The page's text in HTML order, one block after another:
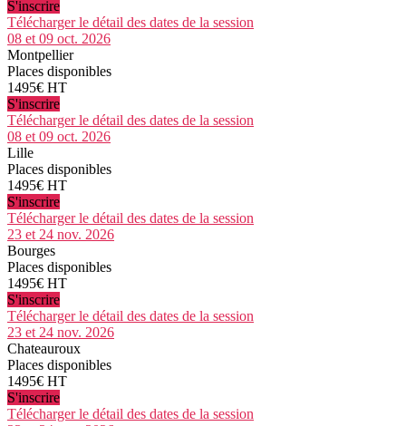
S'inscrire
Télécharger le détail des dates de la session
08 et 09 oct. 2026
Montpellier
Places disponibles
1495€ HT
S'inscrire
Télécharger le détail des dates de la session
08 et 09 oct. 2026
Lille
Places disponibles
1495€ HT
S'inscrire
Télécharger le détail des dates de la session
23 et 24 nov. 2026
Bourges
Places disponibles
1495€ HT
S'inscrire
Télécharger le détail des dates de la session
23 et 24 nov. 2026
Chateauroux
Places disponibles
1495€ HT
S'inscrire
Télécharger le détail des dates de la session